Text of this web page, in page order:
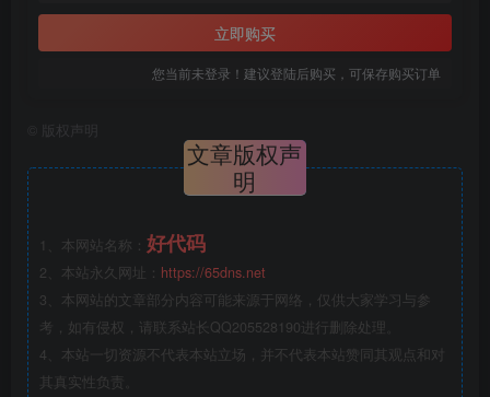
立即购买
您当前未登录！建议登陆后购买，可保存购买订单
版权声明
文章版权声
明
1、本网站名称： 好代码
2、本站永久网址： https://65dns.net
3、本网站的文章部分内容可能来源于网络，仅供大家学习与参
考，如有侵权，请联系站长QQ205528190进行删除处理。
4、本站一切资源不代表本站立场，并不代表本站赞同其观点和对
其真实性负责。